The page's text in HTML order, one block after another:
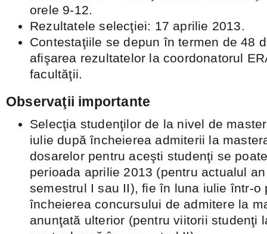
orele 9-12.
Rezultatele selecţiei: 17 aprilie 2013.
Contestaţiile se depun în termen de 48
afişarea rezultatelor la coordonatorul
facultăţii.
Observaţii importante
Selecţia studenţilor de la nivel de
iulie după încheierea admiterii la
dosarelor pentru aceşti studenţi se
perioada aprilie 2013 (pentru actualul
semestrul I sau II), fie în luna iulie într-o
încheierea concursului de admitere la
anunţată ulterior (pentru viitorii studenţi